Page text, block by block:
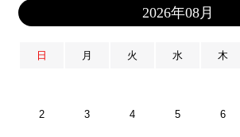
2026年08月
日 月 火 水 木
2 3 4 5 6